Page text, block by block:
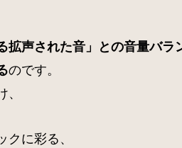
声された音」との音量バラ
のです。
に彩る、